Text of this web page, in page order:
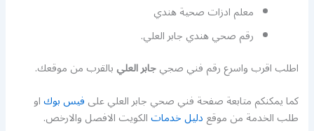
معلم ادزات صحية هندي
رقم صحي هندي جابر العلي.
اطلب اقرب واسرع رقم فني صجيجابر العليبالقرب من موقعك.
كما يمكنكم متابعة صفحة فني صحي جابر العلي علىفيس بوكاو
طلب الخدمة من موقعدليل خدماتالكويت الافصل والارخص.